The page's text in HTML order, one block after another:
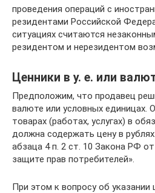
проведения операций с
резидентами Российской
ситуациях считаются
резидентом и нерезидентом
Ценники в у. е. или
Предположим, что продавец
валюте или условных единицах.
товарах (работах, услугах) в
должна содержать цену в
абзаца 4 п. 2 ст. 10 Закона РФ
защите прав потребителей».
При этом к вопросу об указании